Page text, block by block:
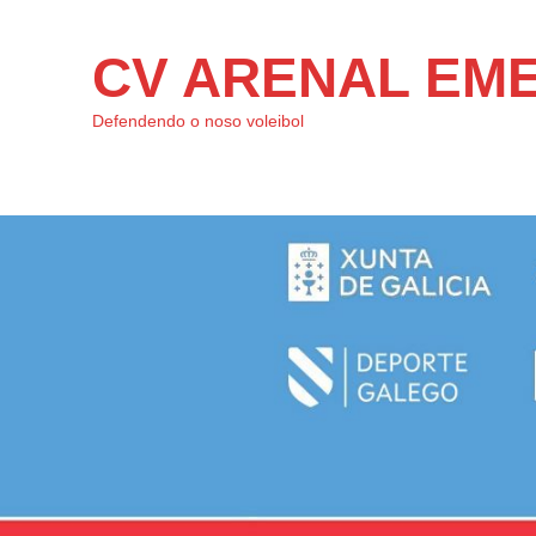
CV ARENAL
Defendendo o noso voleibol